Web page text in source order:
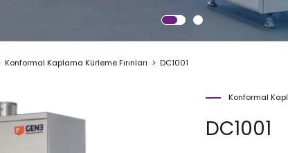
Konformal Kaplama Kürleme Fırınları DC1001
Konformal
DC1001